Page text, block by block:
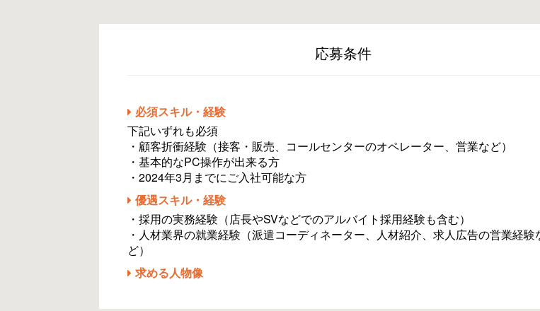
応募条件
必須スキル・経験
下記いずれも必須
・顧客折衝経験（接客・販売、コールセンターのオペレーター、営業など）
・基本的なPC操作が出来る方
・2024年3月までにご入社可能な方
優遇スキル・経験
・採用の実務経験（店長やSVなどでのアルバイト採用経験も含む）
・人材業界の就業経験（派遣コーディネーター、人材紹介、求人広告の営業経験
ど）
求める人物像